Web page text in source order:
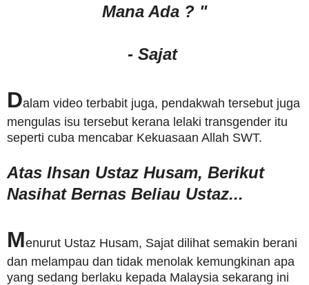
Mana Ada ? "
- Sajat
Dalam video terbabit juga, pendakwah tersebut juga
mengulas isu tersebut kerana lelaki transgender itu
seperti cuba mencabar Kekuasaan Allah SWT.
Atas Ihsan Ustaz Husam, Berikut
Nasihat Bernas Beliau Ustaz...
Menurut Ustaz Husam, Sajat dilihat semakin berani
dan melampau dan tidak menolak kemungkinan apa
yang sedang berlaku kepada Malaysia sekarang ini